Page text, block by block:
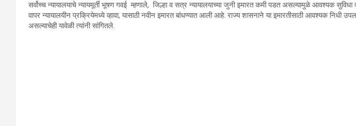
सर्वोच्च न्यायालयाचे न्यायमूर्ती भूषण गवई म्हणाले, जिल्हा व सत्र न्यायालयाच्या जुनी इमारत कमी पडत असल्यामुळे आवश्यक
वापर न्यायालयीन प्रक्रियेमध्ये व्हावा, यासाठी नवीन इमारत बांधण्यात आली आहे. राज्य शासनाने या इमारतीसाठी आवश्यक निधी
असल्याचेही यावेळी त्यांनी सांगितले.